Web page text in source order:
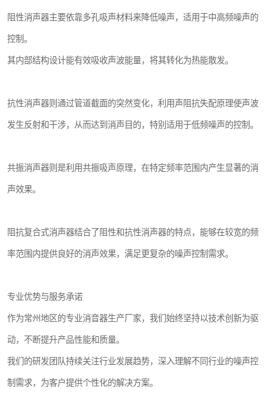
阻性消声器主要依靠多孔吸声材料来降低噪声，适用于中高频噪声的
控制。
其内部结构设计能有效吸收声波能量，将其转化为热能散发。
抗性消声器则通过管道截面的突然变化，利用声阻抗失配原理使声波
发生反射和干涉，从而达到消声目的，特别适用于低频噪声的控制。
共振消声器则是利用共振吸声原理，在特定频率范围内产生显著的消
声效果。
阻抗复合式消声器结合了阻性和抗性消声器的特点，能够在较宽的频
率范围内提供良好的消声效果，满足更复杂的噪声控制需求。
专业优势与服务承诺
作为常州地区的专业消音器生产厂家，我们始终坚持以技术创新为驱
动，不断提升产品性能和质量。
我们的研发团队持续关注行业发展趋势，深入理解不同行业的噪声控
制需求，为客户提供个性化的解决方案。